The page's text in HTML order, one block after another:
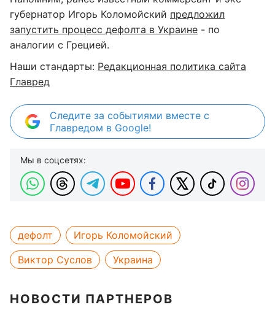
губернатор Игорь Коломойский предложил
запустить процесс дефолта в Украине - по
аналогии с Грецией.
Наши стандарты: Редакционная политика сайта
Главред
Следите за событиями вместе с
Главредом в Google!
Мы в соцсетях:
дефолт
Игорь Коломойский
Виктор Суслов
Украина
НОВОСТИ ПАРТНЕРОВ